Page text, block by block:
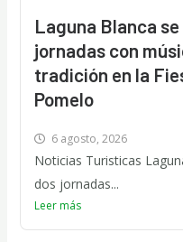
Laguna Blanca
jornadas con
tradición en la
Pomelo
6 agosto, 2026
Noticias Turisticas
dos jornadas...
Leer más